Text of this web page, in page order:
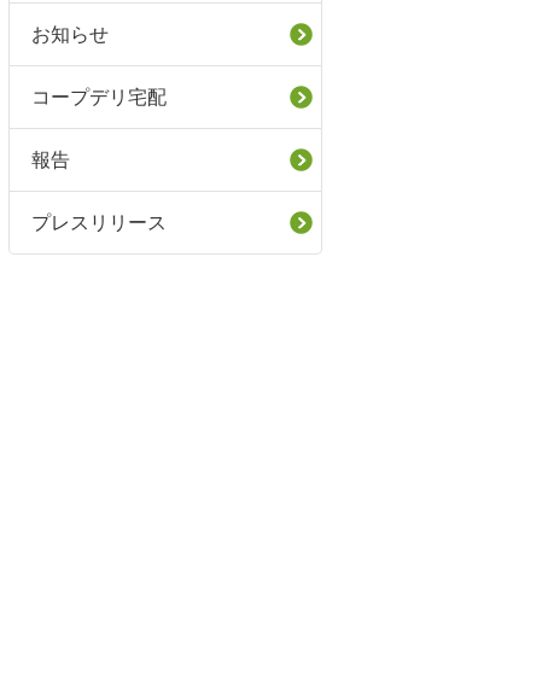
お知らせ
コープデリ宅配
報告
プレスリリース